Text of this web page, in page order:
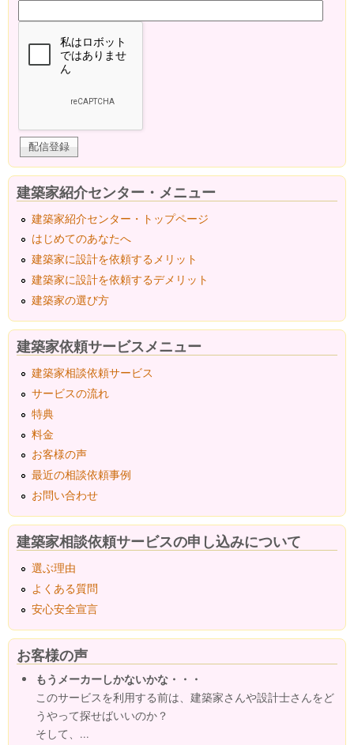
建築家紹介センター・メニュー
建築家紹介センター・トップページ
はじめてのあなたへ
建築家に設計を依頼するメリット
建築家に設計を依頼するデメリット
建築家の選び方
建築家依頼サービスメニュー
建築家相談依頼サービス
サービスの流れ
特典
料金
お客様の声
最近の相談依頼事例
お問い合わせ
建築家相談依頼サービスの申し込みについて
選ぶ理由
よくある質問
安心安全宣言
お客様の声
もうメーカーしかないかな・・・
このサービスを利用する前は、建築家さんや設計士さんをど
うやって探せばいいのか？
そして、...